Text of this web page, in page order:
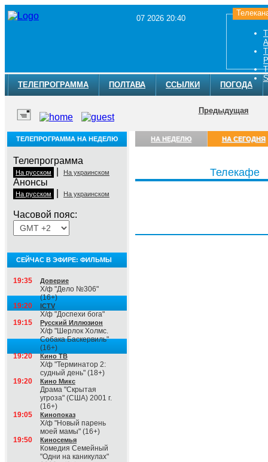
07 2026 20:40
ТЕЛЕПРОГРАММА ПОЛТАВА ССЫЛКИ ПОГОДА
Предыдущая
ТЕЛЕПРОГРАММА НА НЕДЕЛЮ
Телепрограмма
На русском На украинском
Анонсы
На русском На украинском
Часовой пояс:
СЕЙЧАС В ЭФИРЕ: ФИЛЬМЫ
19:35 Доверие
Х/ф "Дело №306"
(16+)
19:20
ICTV
Х/ф "Доспехи бога"
19:15
Русский Иллюзион
Х/ф "Шерлок Холмс.
Собака Баскервиль"
(16+)
19:20
Кино ТВ
Х/ф "Терминатор 2:
судный день" (18+)
19:20
Кино Микс
Драма "Скрытая
угроза" (США) 2001 г.
(16+)
19:05
Кинопоказ
Х/ф "Новый парень
моей мамы" (16+)
19:50
Киносемья
Комедия Семейный
"Одни на каникулах"
НА НЕДЕЛЮ НА СЕГОДНЯ
Телекафе